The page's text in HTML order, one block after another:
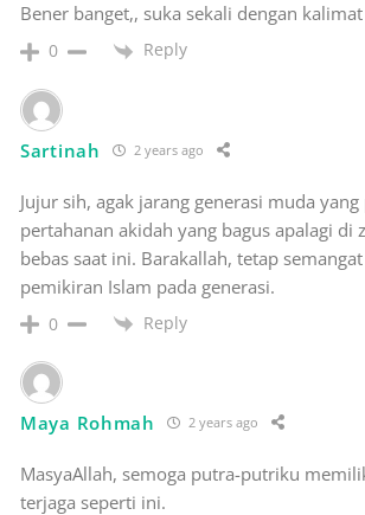
Bener banget,, suka sekali dengan
0 Reply
Sartinah 2 years ago
Jujur sih, agak jarang generasi muda yang
pertahanan akidah yang bagus apalagi di
bebas saat ini. Barakallah, tetap
pemikiran Islam pada generasi.
0 Reply
Maya Rohmah 2 years ago
MasyaAllah, semoga putra-putriku
terjaga seperti ini.